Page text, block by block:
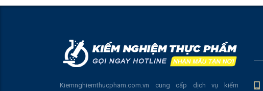
Kiemnghiemthucpham.com.vn cung cấp dịch vụ kiểm